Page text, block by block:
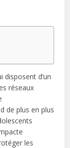
disposent d’un
réseaux
de plus en plus
les